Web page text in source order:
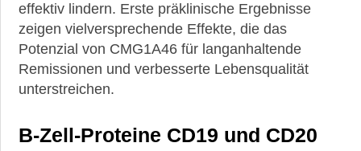
effektiv lindern. Erste präklinische Ergebnisse
zeigen vielversprechende Effekte, die das
Potenzial von CMG1A46 für langanhaltende
Remissionen und verbesserte Lebensqualität
unterstreichen.
B-Zell-Proteine CD19 und CD20
Das
Leben
mit
dem
Sjögren-
Syndrom
Das
Leben